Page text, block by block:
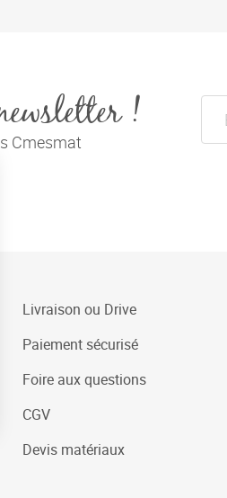
!
Cmesmat
Livraison ou Drive
Paiement sécurisé
Foire aux questions
CGV
Devis matériaux